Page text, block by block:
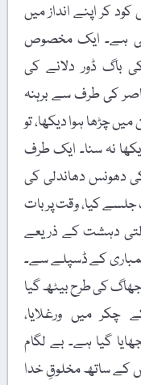
کر اپنے انداز میں
رہی ہے۔ ایک مخصوص
باگ ڈور دلانے کی
کی طرف سے برہنہ
چڑھا ہوا دیکھا، تو
نہ سنا۔ ایک طرف
دھونس دھاندلی کی
جلسے کیا، وقت پربات
دہشت کے ذریعے
کے ڈسپلے سے۔
جھاگ کی طرح بیٹھ گیا
چکر میں ورغلایا،
گیا ہے۔ بے لگام
کے ساتھ مخلوقِ خدا